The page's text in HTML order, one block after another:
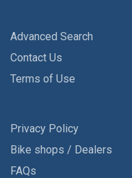
Advanced Search
Contact Us
Terms of Use
Privacy Policy
Bike shops / Dealers
FAQs